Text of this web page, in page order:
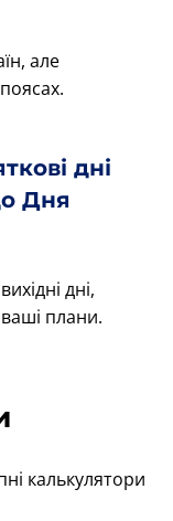
але
дні
Дня
дні,
плани.
калькулятори